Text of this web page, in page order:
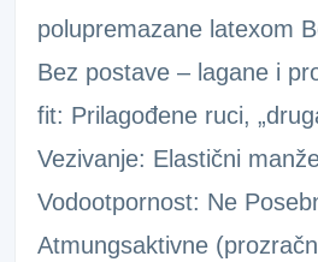
polupremazane latexom
Bez postave – lagane i
fit: Prilagođene ruci,
Vezivanje: Elastični
Vodootpornost: Ne
Atmungsaktivne